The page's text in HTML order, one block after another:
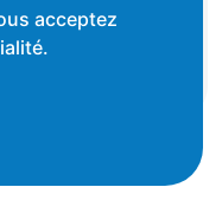
pédagogiques.
acceptez